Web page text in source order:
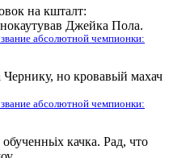
на кшталт:
Джейка Пола.
абсолютной чемпионки:
но кровавьій махач
абсолютной чемпионки:
качка. Рад, что